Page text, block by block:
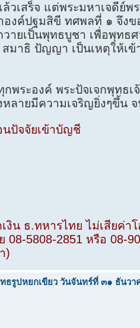
เสร็จ แต่พระมหาเจดีย์พ
องค์ปฐมสิขี ทศพลที่ ๑ จึง
ายเป็นพุทธบูชา เพื่อพุทธ
าธิ ปัญญา เป็นเหตุให้เ
พระองค์ พระปัจเจกพุทธ
ลายมีความเจริญยิ่งๆขึ้น
นปัจจัยเข้าบัญชี
งิน ธ.ทหารไทย ไม่เสียค่า
08-5808-2851 หรือ 08-
)
ธรูปหยกเขียว วันจันทร์ที่ ๓๑ ธันว